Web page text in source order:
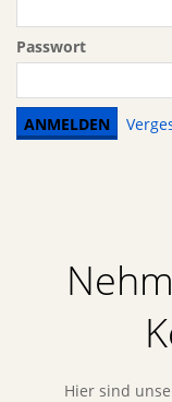
Passwort
Hier sind